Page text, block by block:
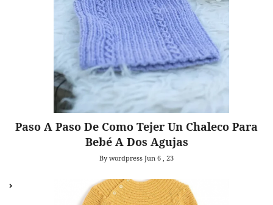
Paso A Paso De Como Tejer Un Chaleco Para
Bebé A Dos Agujas
By wordpress Jun 6 , 23